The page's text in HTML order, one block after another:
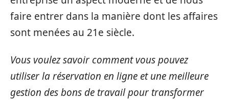
faire entrer dans la manière dont les affaires
sont menées au 21e siècle.
Vous voulez savoir comment vous pouvez
utiliser la réservation en ligne et une meilleure
gestion des bons de travail pour transformer